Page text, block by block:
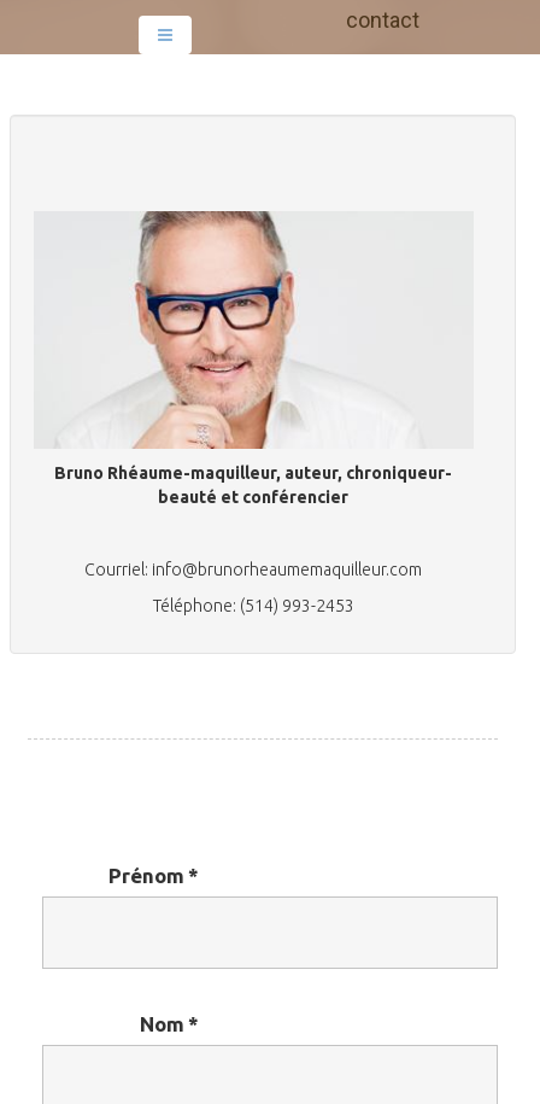
contact
Bruno Rhéaume-maquilleur, auteur, chroniqueur-
beauté et conférencier
Courriel: info@brunorheaumemaquilleur.com
Téléphone: (514) 993-2453
Prénom *
Nom *